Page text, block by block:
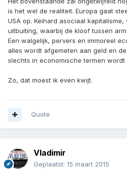
is het wel de realiteit. Europa gaat
USA op. Keihard asociaal
uitbuiting, waarbij de kloof tussen
Een walgelijk, pervers en immoreel
alles wordt afgemeten aan geld en
slechts in economische termen wordt
Zo, dat moest ik even kwijt.
Quote
Vladimir
Geplaatst: 15 maart 2015